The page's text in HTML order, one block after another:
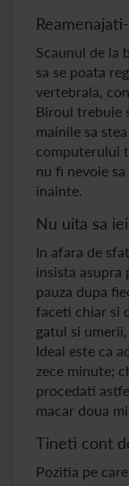
Scaunul de la
sa se poata
vertebrala,
Biroul trebuie
mainile sa
computerului
nu fi nevoie
inainte.
Nu uita sa
In afara de
insista asupra
pauza dupa
faceti chiar si
gatul si
Ideal este ca
zece minute;
procedati
macar doua
Tineti cont
Pozitia pe